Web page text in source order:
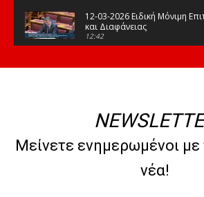
12-03-2026 Ειδική Μόνιμη
και Διαφάνειας
12:42
της Βουλής
08:47
10-02-2026 Διαρκής
Υποθέσεων
Μείνετε ενημερωμένοι με
νέα!